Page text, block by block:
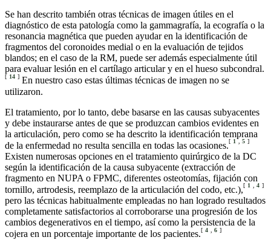
Se han descrito también otras técnicas de imagen útiles en el
diagnóstico de esta patología como la gammagrafía, la ecografía o la
resonancia magnética que pueden ayudar en la identificación de
fragmentos del coronoides medial o en la evaluación de tejidos
blandos; en el caso de la RM, puede ser además especialmente útil
para evaluar lesión en el cartílago articular y en el hueso subcondral.
[ 14 ] En nuestro caso estas últimas técnicas de imagen no se
utilizaron.
El tratamiento, por lo tanto, debe basarse en las causas subyacentes
y debe instaurarse antes de que se produzcan cambios evidentes en
la articulación, pero como se ha descrito la identificación temprana
de la enfermedad no resulta sencilla en todas las ocasiones.[ 1 , 5 ]
Existen numerosas opciones en el tratamiento quirúrgico de la DC
según la identificación de la causa subyacente (extracción de
fragmento en NUPA o FPMC, diferentes osteotomías, fijación con
tornillo, artrodesis, reemplazo de la articulación del codo, etc.),[ 1 , 4 ]
pero las técnicas habitualmente empleadas no han logrado resultados
completamente satisfactorios al corroborarse una progresión de los
cambios degenerativos en el tiempo, así como la persistencia de la
cojera en un porcentaje importante de los pacientes.[ 4 6 ]